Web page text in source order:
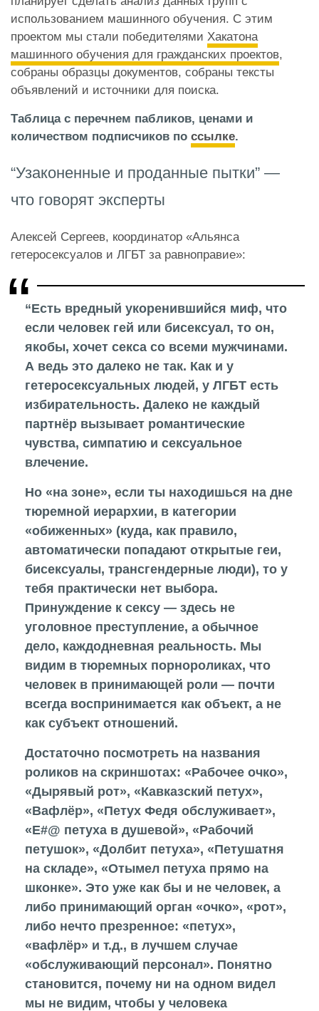
использованием машинного обучения. С этим
проектом мы стали победителями Хакатона
машинного обучения для гражданских проектов,
собраны образцы документов, собраны тексты
объявлений и источники для поиска.
Таблица с перечнем пабликов, ценами и
количеством подписчиков по ссылке.
“Узаконенные и проданные пытки” —
что говорят эксперты
Алексей Сергеев, координатор «Альянса
гетеросексуалов и ЛГБТ за равноправие»:
“Есть вредный укоренившийся миф, что
если человек гей или бисексуал, то он,
якобы, хочет секса со всеми мужчинами.
А ведь это далеко не так. Как и у
гетеросексуальных людей, у ЛГБТ есть
избирательность. Далеко не каждый
партнёр вызывает романтические
чувства, симпатию и сексуальное
влечение.
Но «на зоне», если ты находишься на дне
тюремной иерархии, в категории
«обиженных» (куда, как правило,
автоматически попадают открытые геи,
бисексуалы, трансгендерные люди), то у
тебя практически нет выбора.
Принуждение к сексу — здесь не
уголовное преступление, а обычное
дело, каждодневная реальность. Мы
видим в тюремных порнороликах, что
человек в принимающей роли — почти
всегда воспринимается как объект, а не
как субъект отношений.
Достаточно посмотреть на названия
роликов на скриншотах: «Рабочее очко»,
«Дырявый рот», «Кавказский петух»,
«Вафлёр», «Петух Федя обслуживает»,
«Е#@ петуха в душевой», «Рабочий
петушок», «Долбит петуха», «Петушатня
на складе», «Отымел петуха прямо на
шконке». Это уже как бы и не человек, а
либо принимающий орган «очко», «рот»,
либо нечто презренное: «петух»,
«вафлёр» и т.д., в лучшем случае
«обслуживающий персонал». Понятно
становится, почему ни на одном видел
мы не видим, чтобы у человека